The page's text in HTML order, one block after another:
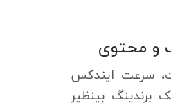
و محتوی
سرعت ایندکس
برندینگ بینظیر